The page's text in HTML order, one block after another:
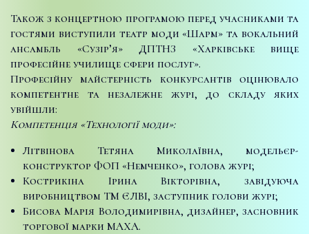
Також з концертною програмою перед учасниками та
гостями виступили театр моди «Шарм» та вокальний
ансамбль «Сузір’я» ДПТНЗ «Харківське вище
професійне училище сфери послуг».
Професійну майстерність конкурсантів оцінювало
компетентне та незалежне журі, до складу яких
увійшли:
Компетенція «Технології моди»:
Літвінова Тетяна Миколаївна, модельєр-
конструктор ФОП «Немченко», голова журі;
Кострикіна Ірина Вікторівна, завідуюча
виробництвом ТМ ЄЛВІ, заступник голови журі;
Бисова Марія Володимирівна, дизайнер, засновник
торгової марки МАХА.